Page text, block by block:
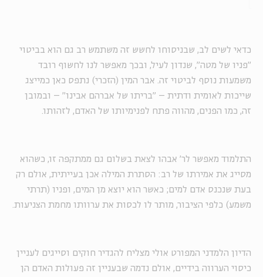
כדאי לשים לב, שבניסוחו לחשש זה משתמש רב גם הוא בביטוי
"פניו של מטה", שנדון לעיל, ובכך מאפשר לנו לחשוף רובד
משמעות נוסף לביטוי זה. אבר המין (הזכרי) נתפס כאן כמייצג
שייכות לאומית ודתית – "בריתו של אברהם אבינו" – ובמובן
זה, כמו הפנים, מהווה פתח לפנימיותו של האדם, לזהותו.
התלמוד מאפשר לר' אבהו לצאת בשלום גם ממתקפה זו, כשהוא
מסייג את אמירתו של רב: הסתרת המילה אכן בעייתית, אולם רק
בעת שנכנס אדם למים; כאשר הוא יוצא מן המים, ופניו (תרתי
משמע) כלפי הציבור, מותר לו לכסות את ערוותו מחמת הצניעות.
הדיון הלמדני המפורט אולי מצליח להגדיר חוקים וסייגים לעניין
כיסוי הערווה בידיים, אולם נדמה שבעניין זה פעולות האדם הן